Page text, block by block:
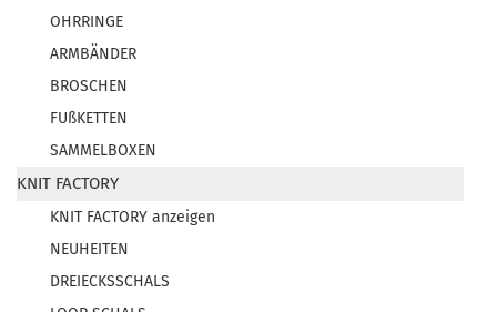
OHRRINGE
ARMBÄNDER
BROSCHEN
FUßKETTEN
SAMMELBOXEN
KNIT FACTORY
KNIT FACTORY anzeigen
NEUHEITEN
DREIECKSSCHALS